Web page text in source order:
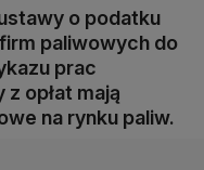
o podatku
paliwowych do
prac
opłat mają
na rynku paliw.